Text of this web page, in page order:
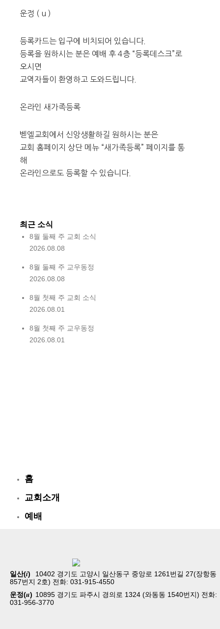
운정 ( u )
등록카드는 입구에 비치되어 있습니다.
등록을 원하시는 분은 예배 후 4층 “등록데스크”로
오시면
교역자들이 환영하고 도와드립니다.
온라인 새가족등록
벧엘교회에서 신앙생활하길 원하시는 분은
교회 홈페이지 상단 메뉴 “새가족등록” 페이지를 통
해
온라인으로도 등록할 수 있습니다.
최근 소식
8월 둘째 주 교회 소식
2026.08.08
8월 둘째 주 교우동정
2026.08.08
8월 첫째 주 교회 소식
2026.08.01
8월 첫째 주 교우동정
2026.08.01
일산(i)
10402 경기도 고양시 일산동구 중앙로 1261번길 27(장항동
857번지 2호) 전화: 031-915-4550
운정(u) 10895 경기도 파주시 경의로 1324 (와동동 1540번지) 전화:
031-956-3770
홈
교회소개
예배
공동체
벧엘스토리